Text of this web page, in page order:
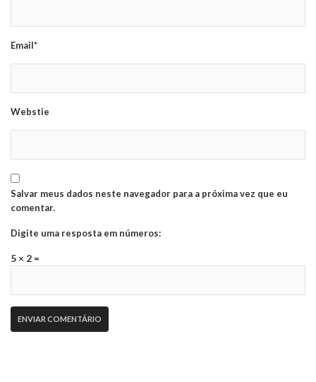
Email*
Webstie
Salvar meus dados neste navegador para a próxima vez que eu
comentar.
Digite uma resposta em números:
5 × 2 =